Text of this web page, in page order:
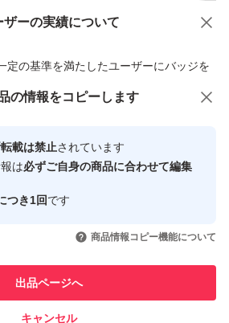
ザーの実績について
定の基準を満たしたユーザーにバッジを
心・安全なユーザーです
引を完了させた実績があります
での取引実績があります
商品への質問
の情報をコピーします
載は禁止されています
は必ずご自身の商品に合わせて編集
つき1回です
商品情報コピー機能について
出品ページへ
キャンセル
にオススメ